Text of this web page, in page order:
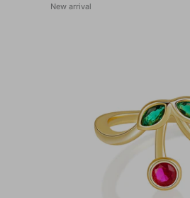
New arrival